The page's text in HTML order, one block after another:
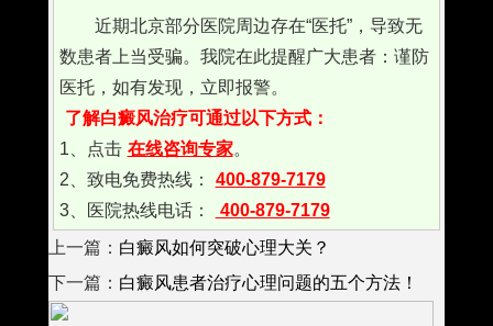
近期北京部分医院周边存在“医托”，导致无
数患者上当受骗。我院在此提醒广大患者：谨防
医托，如有发现，立即报警。
了解白癜风治疗可通过以下方式：
1、点击 在线咨询专家。
2、致电免费热线：
400-879-7179
3、医院热线电话：
400-879-7179
上一篇： 白癜风如何突破心理大关？
下一篇： 白癜风患者治疗心理问题的五个方法！